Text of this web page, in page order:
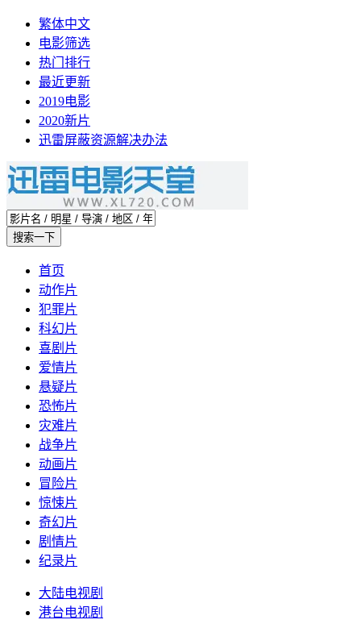
繁体中文
电影筛选
热门排行
最近更新
2019电影
2020新片
迅雷屏蔽资源解决办法
首页
动作片
犯罪片
科幻片
喜剧片
爱情片
悬疑片
恐怖片
灾难片
战争片
动画片
冒险片
惊悚片
奇幻片
剧情片
纪录片
大陆电视剧
港台电视剧